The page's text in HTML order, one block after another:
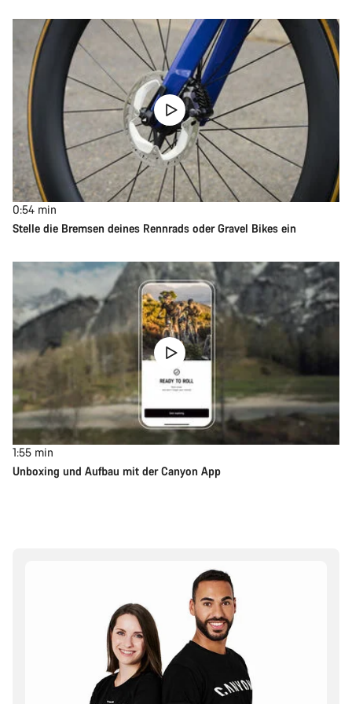
0:54 min
Stelle die Bremsen deines Rennrads oder Gravel Bikes ein
1:55 min
Unboxing und Aufbau mit der Canyon App